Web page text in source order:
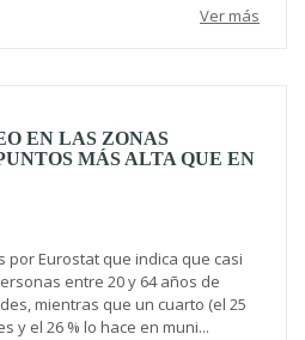
Ver más
EN LAS ZONAS
MÁS ALTA QUE EN
Eurostat que indica que casi
entre 20 y 64 años de
mientras que un cuarto (el 25
y el 26 % lo hace en muni...